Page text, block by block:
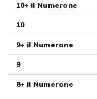
10+ il Numerone
10
9+ il Numerone
9
8+ il Numerone